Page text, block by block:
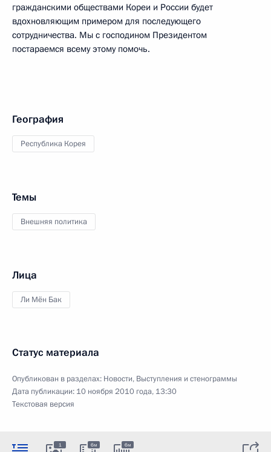
гражданскими обществами Кореи и России будет
вдохновляющим примером для последующего
сотрудничества. Мы с господином Президентом
постараемся всему этому помочь.
География
Республика Корея
Темы
Внешняя политика
Лица
Ли Мён Бак
Статус материала
Опубликован в разделах: Новости, Выступления и стенограммы
Дата публикации: 10 ноября 2010 года, 13:30
Текстовая версия
1 6м 6м